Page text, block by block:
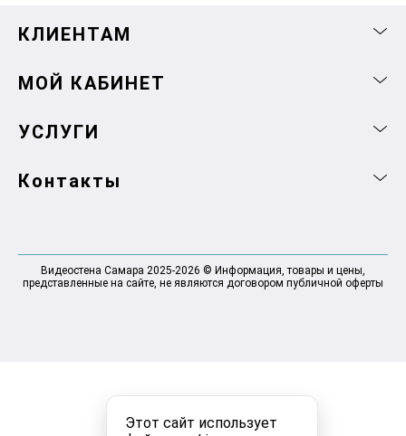
Этот сайт использует
КЛИЕНТАМ
МОЙ КАБИНЕТ
УСЛУГИ
Контакты
Видеостена Самара 2025-2026 © Информация, товары и цены,
представленные на сайте, не являются договором публичной оферты